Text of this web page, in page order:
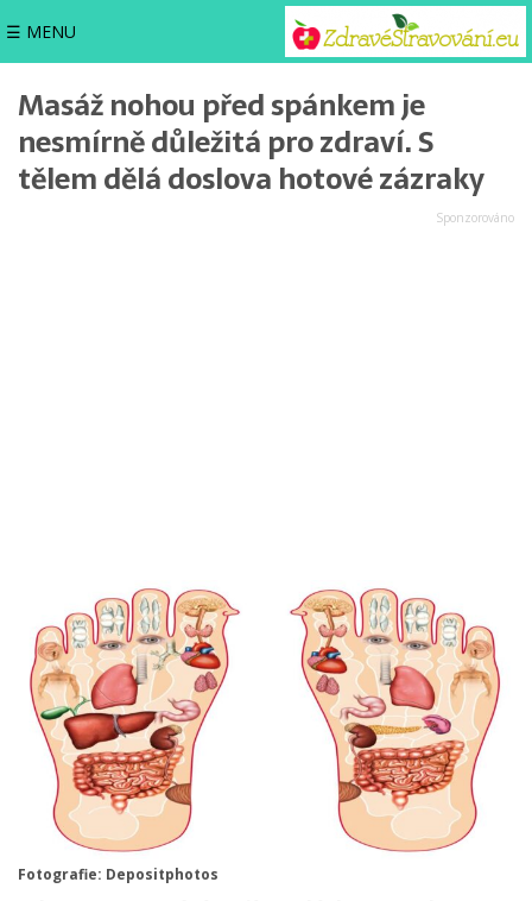
☰ MENU
Masáž nohou před spánkem je
nesmírně důležitá pro zdraví. S
tělem dělá doslova hotové zázraky
Fotografie: Depositphotos